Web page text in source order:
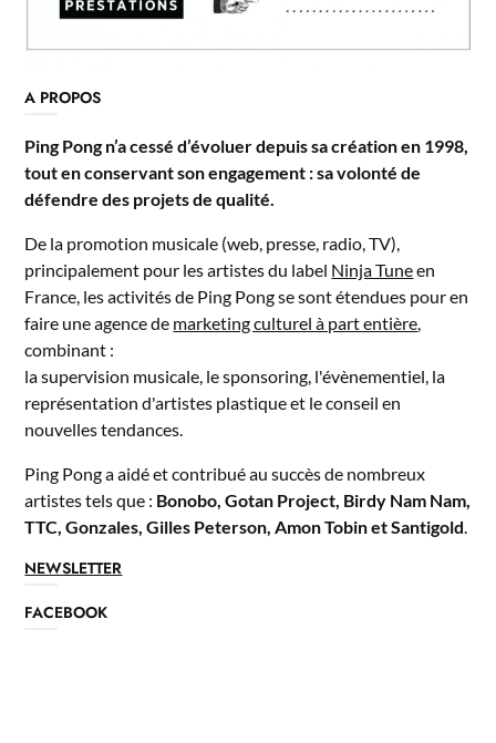
A PROPOS
Ping Pong n’a cessé d’évoluer depuis sa création en 1998,
tout en conservant son engagement : sa volonté de
défendre des projets de qualité.
De la promotion musicale (web, presse, radio, TV),
principalement pour les artistes du label Ninja Tuneen
France, les activités de Ping Pong se sont étendues pour en
faire une agence de marketing culturel à part entière
combinant :
la supervision musicale, le sponsoring, l'évènementiel, la
représentation d'artistes plastique et le conseil en
nouvelles tendances.
Ping Pong a aidé et contribué au succès de nombreux
artistes tels que : Bonobo, Gotan Project, Birdy Nam Nam,
TTC, Gonzales, Gilles Peterson, Amon Tobin et Santigold
NEWSLETTER
FACEBOOK